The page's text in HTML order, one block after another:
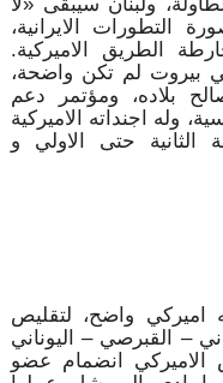
التطورات الايرانية،
الطريق الاميركية.
بيروت لم تكن واضحة،
بلاده، ومؤتمر دعم
وله اجنداته الاميركية
الثانية حتى الاولي و
واضح، لتقليص
– القبرصي – اليوناني
الاميركي انضمام عضو